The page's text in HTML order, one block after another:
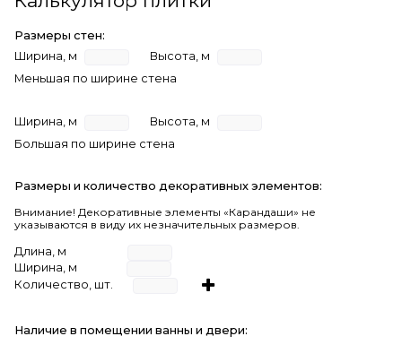
Размеры стен:
Ширина, м
Высота, м
Меньшая по ширине стена
Ширина, м
Высота, м
Большая по ширине стена
Размеры и количество декоративных элементов:
Внимание! Декоративные элементы «Карандаши» не
указываются в виду их незначительных размеров.
Длина, м
Ширина, м
Количество, шт.
Наличие в помещении ванны и двери: